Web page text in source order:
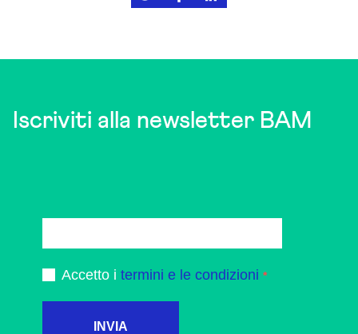
Iscriviti alla newsletter BAM
Accetto i termini e le condizioni
INVIA